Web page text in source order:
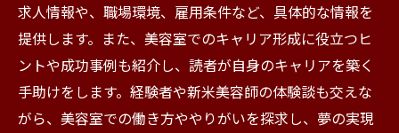
求人情報や、職場環境、雇用条件など、具体的な情報を
提供します。また、美容室でのキャリア形成に役立つヒ
ントや成功事例も紹介し、読者が自身のキャリアを築く
手助けをします。経験者や新米美容師の体験談も交えな
がら、美容室での働き方ややりがいを探求し、夢の実現